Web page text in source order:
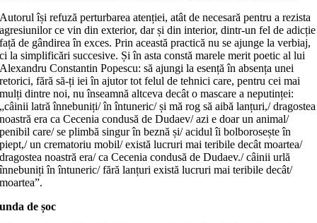
Autorul își refuză perturbarea atenției, atât de necesară pentru a rezista
agresiunilor ce vin din exterior, dar și din interior, dintr-un fel de adicție
față de gândirea în exces. Prin această practică nu se ajunge la verbiaj,
ci la simplificări succesive. Și în asta constă marele merit poetic al lui
Alexandru Constantin Popescu: să ajungi la esență în absența unei
retorici, fără să-ți iei în ajutor tot felul de tehnici care, pentru cei mai
mulți dintre noi, nu înseamnă altceva decât o mascare a neputinței:
„câinii latră înnebuniți/ în întuneric/ și mă rog să aibă lanțuri,/ dragostea
noastră era ca Cecenia condusă de Dudaev/ azi e doar un animal/
penibil care/ se plimbă singur în beznă și/ acidul îi bolborosește în
piept,/ un crematoriu mobil/ există lucruri mai teribile decât moartea/
dragostea noastră era/ ca Cecenia condusă de Dudaev./ câinii urlă
înnebuniți în întuneric/ fără lanțuri există lucruri mai teribile decât/
moartea”.
unda de șoc